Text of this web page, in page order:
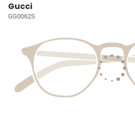
Gucci
GG0062S